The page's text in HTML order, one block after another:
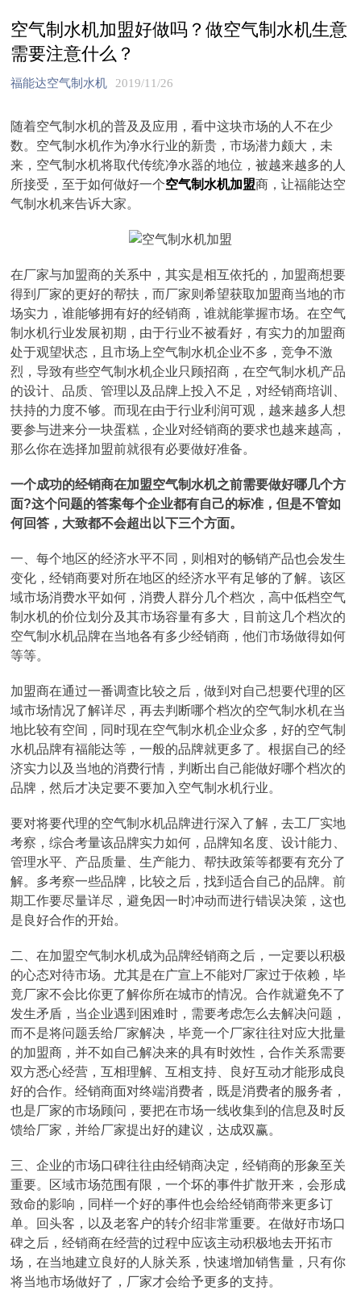
空气制水机加盟好做吗？做空气制水机生意
需要注意什么？
福能达空气制水机 2019/11/26
随着空气制水机的普及及应用，看中这块市场的人不在少
数。空气制水机作为净水行业的新贵，市场潜力颇大，未
来，空气制水机将取代传统净水器的地位，被越来越多的人
所接受，至于如何做好一个空气制水机加盟商，让福能达空
气制水机来告诉大家。
在厂家与加盟商的关系中，其实是相互依托的，加盟商想要
得到厂家的更好的帮扶，而厂家则希望获取加盟商当地的市
场实力，谁能够拥有好的经销商，谁就能掌握市场。在空气
制水机行业发展初期，由于行业不被看好，有实力的加盟商
处于观望状态，且市场上空气制水机企业不多，竞争不激
烈，导致有些空气制水机企业只顾招商，在空气制水机产品
的设计、品质、管理以及品牌上投入不足，对经销商培训、
扶持的力度不够。而现在由于行业利润可观，越来越多人想
要参与进来分一块蛋糕，企业对经销商的要求也越来越高，
那么你在选择加盟前就很有必要做好准备。
一个成功的经销商在加盟空气制水机之前需要做好哪几个方
面?这个问题的答案每个企业都有自己的标准，但是不管如
何回答，大致都不会超出以下三个方面。
一、每个地区的经济水平不同，则相对的畅销产品也会发生
变化，经销商要对所在地区的经济水平有足够的了解。该区
域市场消费水平如何，消费人群分几个档次，高中低档空气
制水机的价位划分及其市场容量有多大，目前这几个档次的
空气制水机品牌在当地各有多少经销商，他们市场做得如何
等等。
加盟商在通过一番调查比较之后，做到对自己想要代理的区
域市场情况了解详尽，再去判断哪个档次的空气制水机在当
地比较有空间，同时现在空气制水机企业众多，好的空气制
水机品牌有福能达等，一般的品牌就更多了。根据自己的经
济实力以及当地的消费行情，判断出自己能做好哪个档次的
品牌，然后才决定要不要加入空气制水机行业。
要对将要代理的空气制水机品牌进行深入了解，去工厂实地
考察，综合考量该品牌实力如何，品牌知名度、设计能力、
管理水平、产品质量、生产能力、帮扶政策等都要有充分了
解。多考察一些品牌，比较之后，找到适合自己的品牌。前
期工作要尽量详尽，避免因一时冲动而进行错误决策，这也
是良好合作的开始。
二、在加盟空气制水机成为品牌经销商之后，一定要以积极
的心态对待市场。尤其是在广宣上不能对厂家过于依赖，毕
竟厂家不会比你更了解你所在城市的情况。合作就避免不了
发生矛盾，当企业遇到困难时，需要考虑怎么去解决问题，
而不是将问题丢给厂家解决，毕竟一个厂家往往对应大批量
的加盟商，并不如自己解决来的具有时效性，合作关系需要
双方悉心经营，互相理解、互相支持、良好互动才能形成良
好的合作。经销商面对终端消费者，既是消费者的服务者，
也是厂家的市场顾问，要把在市场一线收集到的信息及时反
馈给厂家，并给厂家提出好的建议，达成双赢。
三、企业的市场口碑往往由经销商决定，经销商的形象至关
重要。区域市场范围有限，一个坏的事件扩散开来，会形成
致命的影响，同样一个好的事件也会给经销商带来更多订
单。回头客，以及老客户的转介绍非常重要。在做好市场口
碑之后，经销商在经营的过程中应该主动积极地去开拓市
场，在当地建立良好的人脉关系，快速增加销售量，只有你
将当地市场做好了，厂家才会给予更多的支持。